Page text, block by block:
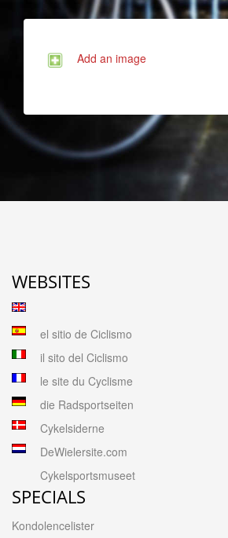
Add an image
WEBSITES
el sitio de Ciclismo
il sito del Ciclismo
le site du Cyclisme
die Radsportseiten
Cykelsiderne
DeWielersite.com
Cykelsportsmuseet
SPECIALS
Kondolencelister